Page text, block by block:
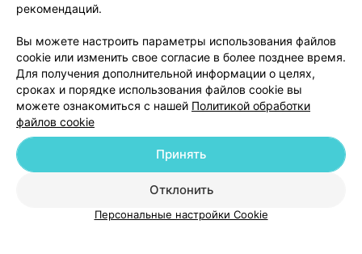
Добавить специалиста
рекомендаций.
Вы можете настроить параметры использования файлов
cookie или изменить свое согласие в более позднее время.
Для получения дополнительной информации о целях,
сроках и порядке использования файлов cookie вы
можете ознакомиться с нашей Политикой обработки
файлов cookie
Отклонить
Принять
Персональные настройки Cookie